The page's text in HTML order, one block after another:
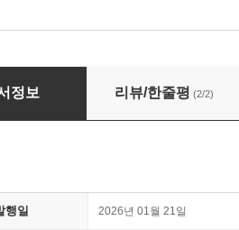
학 (특성화고 · 마이스터고 졸업예정
정보 리뷰/한줄평 (2/2)
행일 2026년 01월 21일